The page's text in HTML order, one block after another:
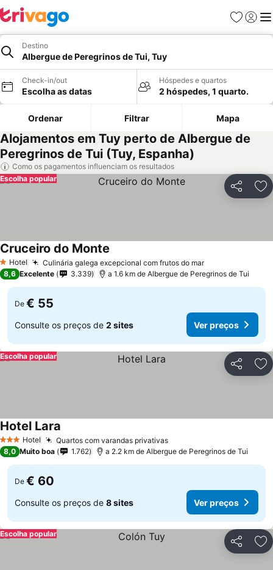
Favoritos
Iniciar
Destino
Albergue de Peregrinos de Tui, Tuy
Check-in/out
Escolha as datas
Hóspedes e quartos
2 hóspedes, 1 quarto.
Ordenar Filtrar Mapa
Alojamentos em Tuy perto de Albergue de
Peregrinos de Tui (Tuy, Espanha)
Como os pagamentos influenciam os resultados
Partilhar
Escolha popular
1 Estrelas
Hotel Culinária galega excepcional com frutos do mar
Cruceiro do Monte
8,6 Excelente 3.339 a 1.6 km de Albergue de Peregrinos de Tui
De € 55
Consulte os preços de 2 sites Ver preços
Partilhar
Escolha popular
3 EstrelasHotel Quartos com varandas privativas
Hotel Lara
8,0 Muito boa 1.762 a 2.2 km de Albergue de Peregrinos de Tui
De € 60
Consulte os preços de 8 sites Ver preços
Partilhar
Escolha popular